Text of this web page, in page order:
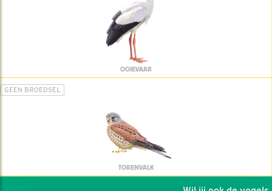
OOIEVAAR
GEEN BROEDSEL
TORENVALK